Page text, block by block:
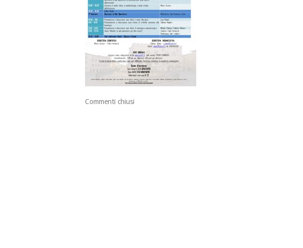
Commenti chiusi